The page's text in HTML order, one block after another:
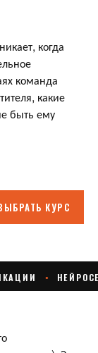
когда
команда
какие
быть ему